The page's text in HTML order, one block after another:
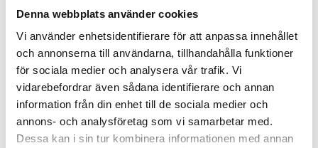
Denna webbplats använder cookies
Vi använder enhetsidentifierare för att anpassa innehållet
och annonserna till användarna, tillhandahålla funktioner
för sociala medier och analysera vår trafik. Vi
vidarebefordrar även sådana identifierare och annan
information från din enhet till de sociala medier och
annons- och analysföretag som vi samarbetar med.
Dessa kan i sin tur kombinera informationen med annan
Den smidigaste strömtången för växelströmsmätning att ha med
överallt. Välj mellan fyra modeller med olika strömområden och
längder på dessa flexibla rogowskispolar. Från 17 cm till 1 m längd
för att passa i många applikationer
2,260.00kr – 4,460.00kr Prisintervall:
2,260.00 kr
till
4,460.00 kr
LÄS MER